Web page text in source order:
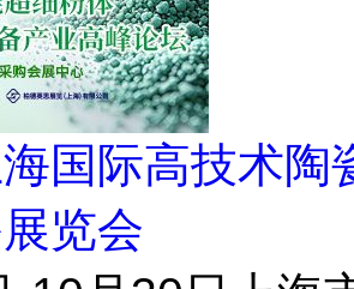
国际高技术陶
览会